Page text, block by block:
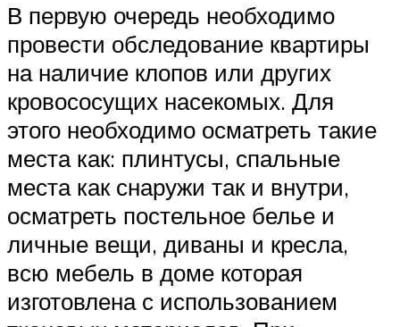
В первую очередь необходимо
провести обследование квартиры
на наличие клопов или других
кровососущих насекомых. Для
этого необходимо осматреть такие
места как: плинтусы, спальные
места как снаружи так и внутри,
осматреть постельное белье и
личные вещи, диваны и кресла,
всю мебель в доме которая
изготовлена с использованием